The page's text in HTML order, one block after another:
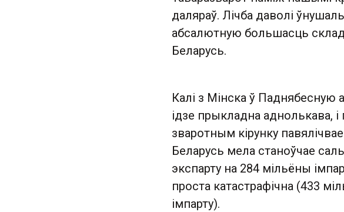
даляраў. Лічба даволі
абсалютную большасць
Беларусь.
Калі з Мінска ў Паднябесную
ідзе прыкладна аднолькава, і
зваротным кірунку
Беларусь мела станоўчае
экспарту на 284 мільёны
проста катастрафічна (433
імпарту).